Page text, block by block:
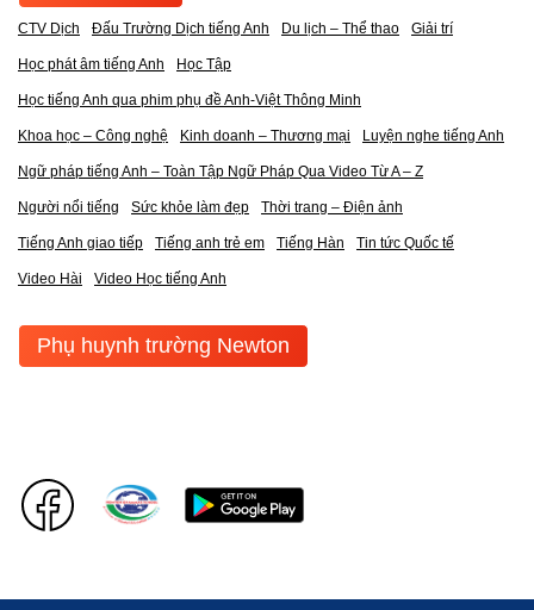
CTV Dịch Đấu Trường Dịch tiếng Anh Du lịch – Thể thao Giải trí
Học phát âm tiếng Anh Học Tập
Học tiếng Anh qua phim phụ đề Anh-Việt Thông Minh
Khoa học – Công nghệ Kinh doanh – Thương mại Luyện nghe tiếng Anh
Ngữ pháp tiếng Anh – Toàn Tập Ngữ Pháp Qua Video Từ A – Z
Người nổi tiếng Sức khỏe làm đẹp Thời trang – Điện ảnh
Tiếng Anh giao tiếp Tiếng anh trẻ em Tiếng Hàn Tin tức Quốc tế
Video Hài Video Học tiếng Anh
Phụ huynh trường Newton